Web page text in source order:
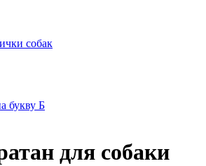
собак
букву Б
для собаки